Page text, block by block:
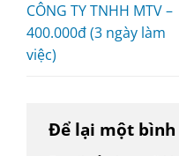
CÔNG TY TNHH MTV –
400.000đ (3 ngày làm
việc)
Để lại một bình